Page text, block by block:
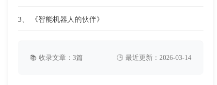
3、 《智能机器人的伙伴》
📚 收录文章：3篇 🕒 最近更新：2026-03-14